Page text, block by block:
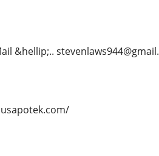
&hellip;..